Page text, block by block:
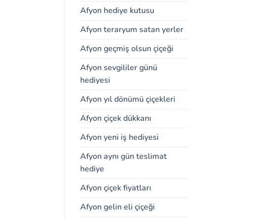
Afyon hediye kutusu
Afyon teraryum satan yerler
Afyon geçmiş olsun çiçeği
Afyon sevgililer günü
hediyesi
Afyon yıl dönümü çiçekleri
Afyon çiçek dükkanı
Afyon yeni iş hediyesi
Afyon aynı gün teslimat
hediye
Afyon çiçek fiyatları
Afyon gelin eli çiçeği